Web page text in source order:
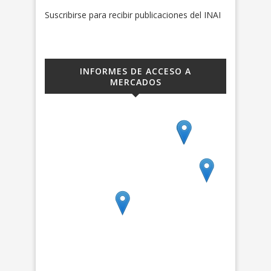
Suscribirse para recibir publicaciones del INAI
INFORMES DE ACCESO A
MERCADOS